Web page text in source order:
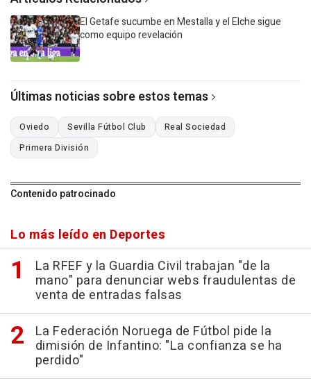
El Getafe sucumbe en Mestalla y el Elche sigue
como equipo revelación
Últimas noticias sobre estos temas
Oviedo Sevilla Fútbol Club
Real Sociedad
Primera División
Contenido patrocinado
Lo más leído en Deportes
La RFEF y la Guardia Civil trabajan "de la
mano" para denunciar webs fraudulentas de
venta de entradas falsas
La Federación Noruega de Fútbol pide la
dimisión de Infantino: "La confianza se ha
perdido"